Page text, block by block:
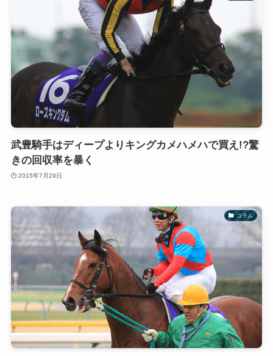
武豊騎手はディープよりキングカメハメハで買え!?驚
きの回収率を暴く
2015年7月29日
コラム